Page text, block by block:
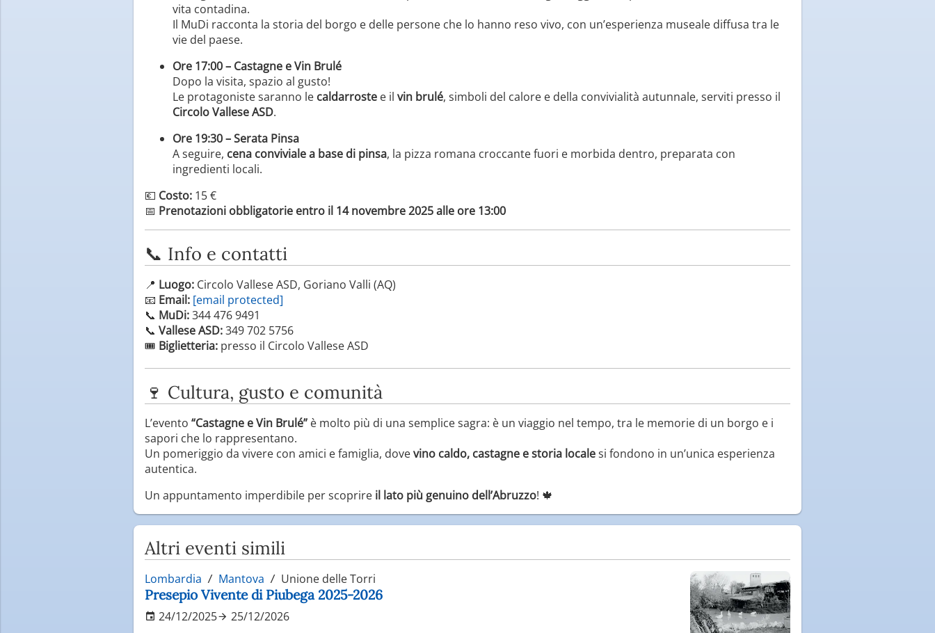
vita contadina.
Il MuDi racconta la storia del borgo e delle persone che lo hanno reso vivo, con un’esperienza museale diffusa tra le
vie del paese.
Ore 17:00 – Castagne e Vin Brulé
Dopo la visita, spazio al gusto!
Le protagoniste saranno le caldarroste e il vin brulé, simboli del calore e della convivialità autunnale, serviti presso il
Circolo Vallese ASD.
Ore 19:30 – Serata Pinsa
A seguire, cena conviviale a base di pinsa, la pizza romana croccante fuori e morbida dentro, preparata con
ingredienti locali.
💶 Costo: 15 €
📅 Prenotazioni obbligatorie entro il 14 novembre 2025 alle ore 13:00
📞 Info e contatti
📍 Luogo: Circolo Vallese ASD, Goriano Valli (AQ)
📧 Email: [email protected]
📞 MuDi:344 476 9491
📞 Vallese ASD:349 702 5756
🎟️ Biglietteria: presso il Circolo Vallese ASD
🍷 Cultura, gusto e comunità
L’evento “Castagne e Vin Brulé” è molto più di una semplice sagra: è un viaggio nel tempo, tra le memorie di un borgo e i
sapori che lo rappresentano.
Un pomeriggio da vivere con amici e famiglia, dovevino caldo, castagne e storia localesi fondono in un’unica esperienza
autentica.
Un appuntamento imperdibile per scoprire il lato più genuino dell’Abruzzo! 🍁
Altri eventi simili
Lombardia Mantova Unione delle Torri
Presepio Vivente di Piubega 2025-2026
24/12/2025 25/12/2026